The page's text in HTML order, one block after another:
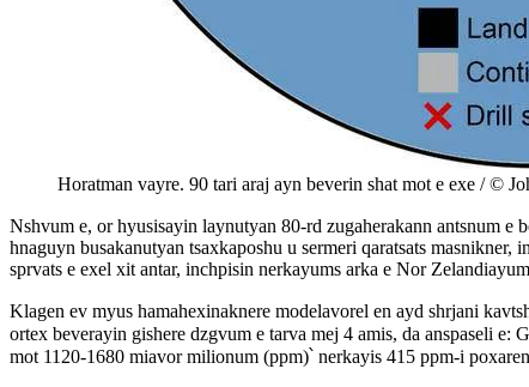
Horatman vayre. 90 tari araj ayn beverin shat mot e exe / ©
Nshvum e, or hyusisayin laynutyan 80-rd zugaherakann antsnum e
hnaguyn busakanutyan tsaxkaposhu u sermeri qaratsats
sprvats e exel xit antar, inchpisin nerkayums arka e Nor
Klagen ev myus hamahexinaknere modelavorel en ayd shrjani
ortex beverayin gishere dzgvum e tarva mej 4 amis, da anspaseli e:
mot 1120-1680 miavor milionum (ppm)՝ nerkayis 415 ppm-i